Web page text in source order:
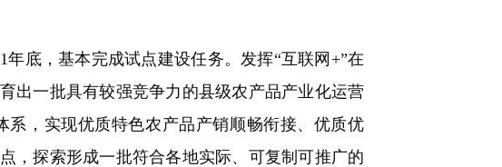
底，基本完成试点建设任务。发挥“互联网+”在
出一批具有较强竞争力的县级农产品产业化运营
，实现优质特色农产品产销顺畅衔接、优质优
，探索形成一批符合各地实际、可复制可推广的